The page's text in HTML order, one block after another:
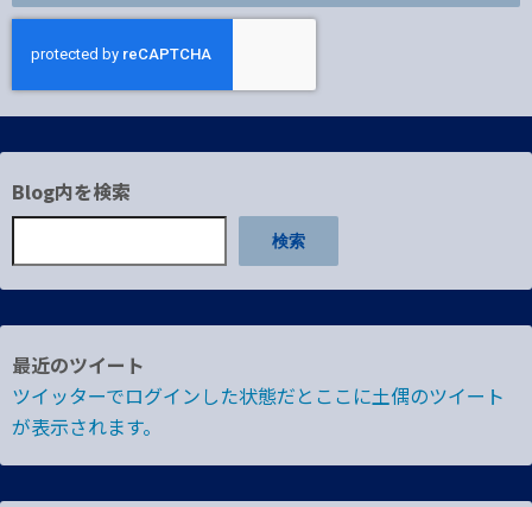
Blog内を検索
検索
最近のツイート
ツイッターでログインした状態だとここに土偶のツイート
が表示されます。